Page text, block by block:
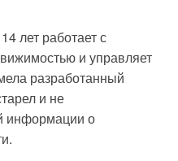
лет работает с
и управляет
разработанный
и не
информации о